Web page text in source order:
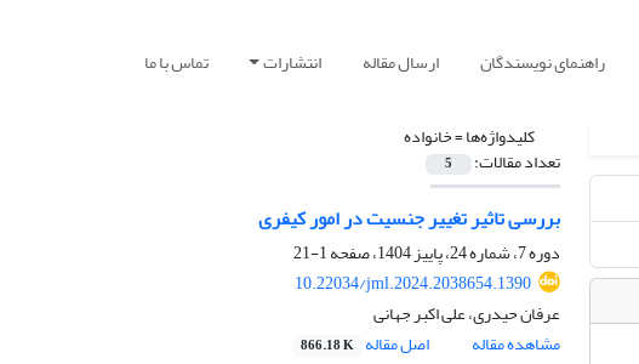
راهنمای نویسندگان ارسال مقاله انتشارات تماس با ما
کلیدواژه‌ها =خانواده
تعداد مقالات: 5
بررسی تاثیر تغییر جنسیت در امور کیفری
دوره 7، شماره 24، پاییز 1404، صفحه
1-21
10.22034/jml.2024.2038654.1390
عرفان حیدری، علی اکبر جهانی
مشاهده مقاله
اصل مقاله 866.18 K